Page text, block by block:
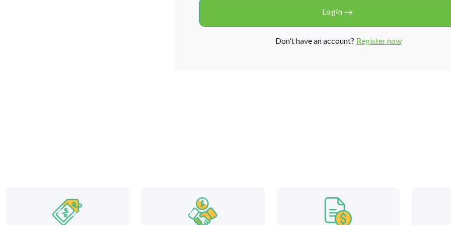
Login
Don't have an account? Register now